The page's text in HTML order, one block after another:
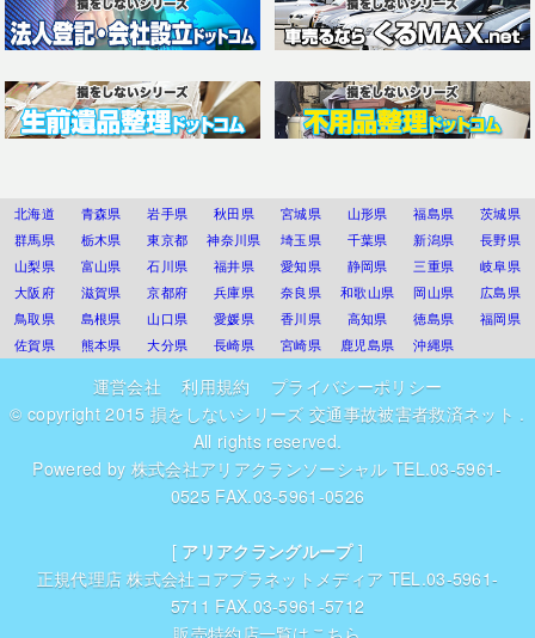
北海道 青森県 岩手県 秋田県 宮城県 山形県 福島県
茨城県
群馬県
栃木県 東京都 神奈川県 埼玉県 千葉県 新潟県
長野県
山梨県
富山県 石川県 福井県 愛知県 静岡県 三重県
岐阜県
大阪府
滋賀県 京都府 兵庫県 奈良県 和歌山県 岡山県
広島県
鳥取県
島根県 山口県 愛媛県 香川県 高知県 徳島県
福岡県
佐賀県
熊本県 大分県 長崎県 宮崎県 鹿児島県 沖縄県
運営会社 利用規約
プライバシーポリシー
© copyright 2015 損をしないシリーズ 交通事故被害者救済ネット .
All rights reserved.
Powered by 株式会社アリアクランソーシャル TEL.03-5961-
0525 FAX.03-5961-0526
[ アリアクラングループ]
正規代理店株式会社コアプラネットメディア TEL.03-5961-
5711 FAX.03-5961-5712